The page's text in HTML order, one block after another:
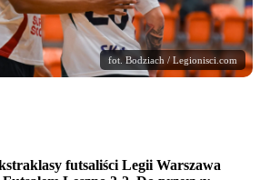
fot. Bodziach / Legionisci.com
futsaliści Legii Warszawa